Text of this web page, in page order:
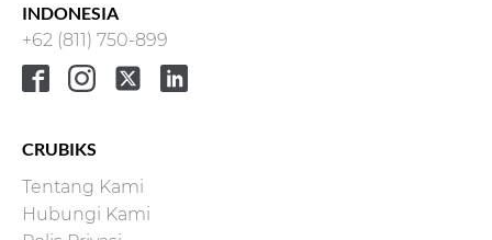
INDONESIA
+62 (811) 750-899
CRUBIKS
Tentang Kami
Hubungi Kami